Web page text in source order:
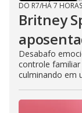
DO R7/HÁ 7 HORAS
Britney
Desabafo
controle
culminando em